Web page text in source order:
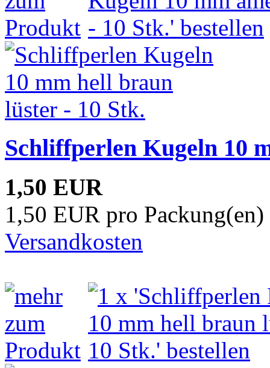
Schliffperlen Kugeln 10
1,50 EUR
1,50 EUR pro
Versandkosten